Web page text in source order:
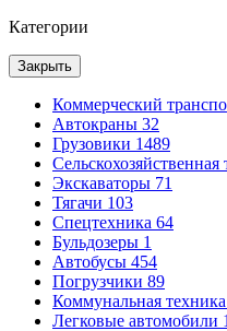
Категории
Закрыть
Коммерческий
Автокраны 32
Грузовики 1489
Сельскохозяйственная
Экскаваторы 71
Тягачи 103
Спецтехника 64
Бульдозеры 1
Автобусы 454
Погрузчики 89
Коммунальная техника
Легковые автомобили